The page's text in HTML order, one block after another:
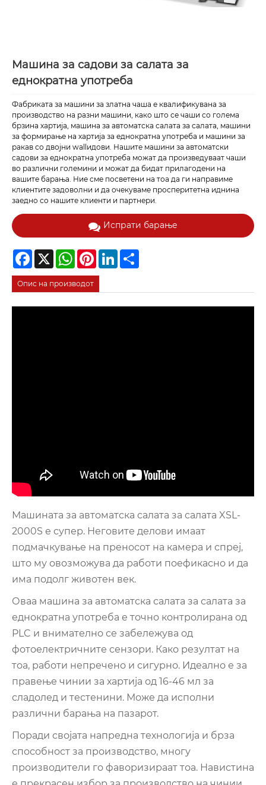
Машина за садови за салата за
еднократна употреба
Фабриката за машини за златна чаша е квалификувана за
производство на разни машини, како што се чаши со голема
брзина хартија, машина за автоматска салата за салата, машини
за формирање на хартија за еднократна употреба и машини за
ракав со двојни wallидови. Нашите машини за автоматски
садови за еднократна употреба можат да произведуваат чаши
во различни големини и можат да бидат прилагодени на
вашите барања. Ние сме посветени на тоа да ги направиме
клиентите задоволни и да очекуваме просперитетна иднина
заедно со нашите клиенти и партнери.
Испрати барање
Facebook
X WhatsAppPinterestLinkedIn
Опис на производот
Машината за автоматска салата за салата XSL-
2000S е супер. Неговите делови имаат
подмачкување на преносот на камера и спреј,
што му овозможува да работи поефикасно и да
има подолг животен век.
Оваа машина за автоматска салата за салата за
еднократна употреба е точно контролирана од
PLC и внимателно се забележува од
фотоелектричните сензори. Како резултат на
тоа, работи непречено и сигурно. Идеално е за
правење чинии за хартија од 16-46 мл за
сладолед и тестенини. Може да исполни
различни барања на пазарот.
Поради својата напредна технологија и брза
способност за производство, многу
производители го фаворизираат тоа. Навистина